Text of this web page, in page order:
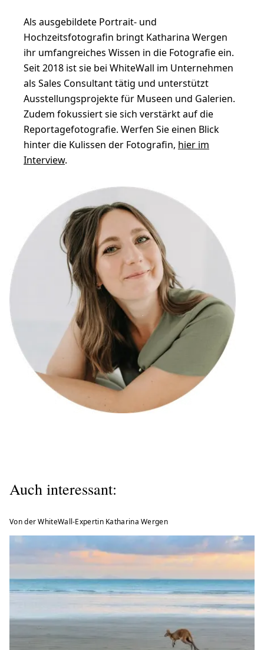
Als ausgebildete Portrait- und
Hochzeitsfotografin bringt Katharina Wergen
ihr umfangreiches Wissen in die Fotografie ein.
Seit 2018 ist sie bei WhiteWall im Unternehmen
als Sales Consultant tätig und unterstützt
Ausstellungsprojekte für Museen und Galerien.
Zudem fokussiert sie sich verstärkt auf die
Reportagefotografie. Werfen Sie einen Blick
hinter die Kulissen der Fotografin, hier im
Interview.
Auch interessant:
Von der WhiteWall-Expertin Katharina Wergen